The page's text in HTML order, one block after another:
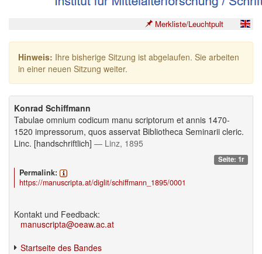
Merkliste/Leuchtpult
Hinweis: Ihre bisherige Sitzung ist abgelaufen. Sie arbeiten
in einer neuen Sitzung weiter.
Konrad Schiffmann
Tabulae omnium codicum manu scriptorum et annis 1470-
1520 impressorum, quos asservat Bibliotheca Seminarii cleric.
Linc. [handschriftlich] — Linz, 1895
Seite: 1r
Permalink:
https://manuscripta.at/diglit/schiffmann_1895/0001
Kontakt und Feedback:
manuscripta@oeaw.ac.at
Startseite des Bandes